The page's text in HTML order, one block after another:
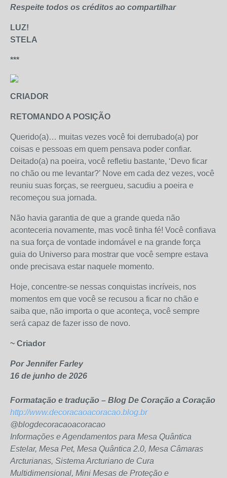
Respeite todos os créditos ao compartilhar
LUZ!
STELA
***
CRIADOR
RETOMANDO A POSIÇÃO
Querido(a)… muitas vezes você foi derrubado(a) por
coisas e pessoas em quem pensava poder confiar.
Deitado(a) na poeira, você refletiu bastante, ‘Devo ficar
no chão ou me levantar?’ Nove em cada dez vezes, você
reuniu suas forças, se reergueu, sacudiu a poeira e
recomeçou sua jornada.
Não havia garantia de que a grande queda não
aconteceria novamente, mas você tinha fé! Você confiava
na sua força de vontade indomável e na grande força
guia do Universo para mostrar que você sempre estava
onde precisava estar naquele momento.
Hoje, concentre-se nessas conquistas incríveis, nos
momentos em que você se recusou a ficar no chão e
saiba que, não importa o que aconteça, você sempre
será capaz de fazer isso de novo.
~ Criador
Por Jennifer Farley
16 de junho de 2026
Formatação e tradução – Blog De Coração a Coração
http://www.decoracaoacoracao.blog.br
@blogdecoracaoacoracao
Informações e Agendamentos para Mesa Quântica
Estelar, Mesa Pet, Mesa Quântica 2.0, Mesa Câmaras
Arcturianas, Sistema Arcturiano de Cura
Multidimensional, Mini Mesas de Proteção e